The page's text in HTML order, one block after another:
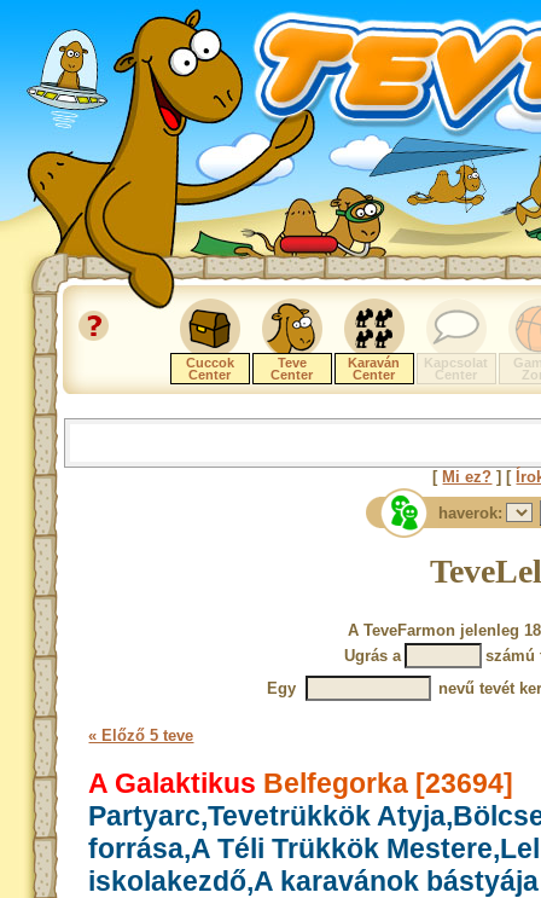
Cuccok
Center
Teve
Center
Karaván
Center
Kapcsolat
Center
[ Mi ez? ] [
haverok:
A TeveFarmon jelenleg
Ugrás a
számú
Egy
nevű tevét
« Előző 5 teve
A Galaktikus Belfegorka [23694]
Partyarc,Tevetrükkök
forrása,A Téli Trükkök
iskolakezdő,A karavánok bástyája